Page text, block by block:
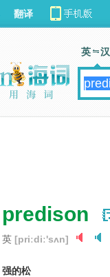
predison
英 [priːdiː'sʌn]
强的松
翻译
英 汉